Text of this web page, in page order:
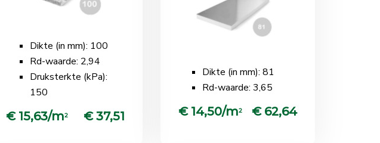
Dikte (in mm): 100
Rd-waarde: 2,94
Druksterkte (kPa):
150
€ 15,63/m2 € 37,51
Dikte (in mm): 81
Rd-waarde: 3,65
€ 14,50/m2 € 62,64